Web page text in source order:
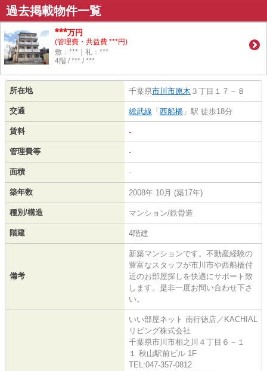
過去掲載物件一覧
***万円
(管理費・共益費 ***円)
敷：***｜礼：***
4階 / *** / ***
所在地 千葉県市川市原木 ３丁目１７－８
交通 総武線 「 西船橋 」駅 徒歩18分
賃料 -
管理費等 -
面積 -
築年数 2008年 10月 (築17年)
種別/構造 マンション/鉄骨造
階建 4階建
備考
新築マンションです。不動産経験の
豊富なスタッフが市川市や西船橋付
近のお部屋探しを快適にサポート致
します。是非一度お問い合わせ下さ
い。
いい部屋ネット 南行徳店／KACHIAL
リビング株式会社
千葉県市川市相之川４丁目６－１
１ 秋山駅前ビル 1F
TEL:047-357-0812